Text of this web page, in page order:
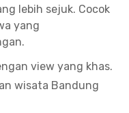
lebih sejuk. Cocok
yang
view yang khas.
wisata Bandung